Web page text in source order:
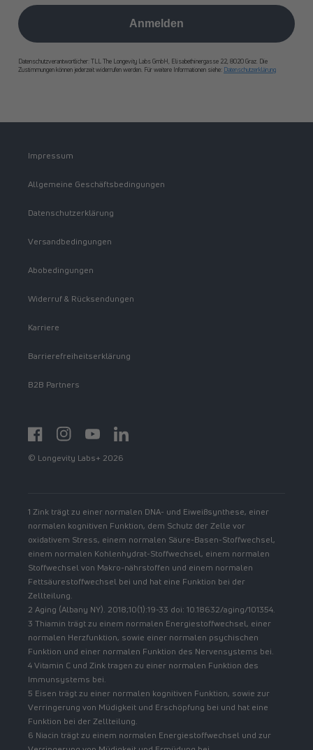
Anmelden
Datenschutzverantwortlicher: TLL The Longevity Labs GmbH, Elisabethinergasse 22, 8020 Graz. Die
Zustimmungen können jederzeit widerrufen werden. Für weitere Informationen siehe: Datenschutzerklärung
Impressum
Allgemeine Geschäftsbedingungen
Datenschutzerklärung
Versandbedingungen
Abobedingungen
Widerruf & Rücksendungen
Karriere
Barrierefreiheitserklärung
B2B Partners
FacebookInstagramYouTubehttps://www.linkedin.com/showcase/
© Longevity Labs+ 2026
1 Zink trägt zu einer normalen DNA- und Eiweißsynthese, einer
normalen kognitiven Funktion, dem Schutz der Zelle vor
oxidativem Stress, einem normalen Säure-Basen-Stoffwechsel,
einem normalen Kohlenhydrat-Stoffwechsel, einem normalen
Stoffwechsel von Makro-nährstoffen und einem normalen
Fettsäurestoffwechsel bei und hat eine Funktion bei der
Zellteilung.
2 Aging (Albany NY). 2018;10(1):19-33 doi: 10.18632/aging/101354.
3 Thiamin trägt zu einem normalen Energiestoffwechsel, einer
normalen Herzfunktion, sowie einer normalen psychischen
Funktion und einer normalen Funktion des Nervensystems bei.
4 Vitamin C und Zink tragen zu einer normalen Funktion des
Immunsystems bei.
5 Eisen trägt zu einer normalen kognitiven Funktion, sowie zur
Verringerung von Müdigkeit und Erschöpfung bei und hat eine
Funktion bei der Zellteilung.
6 Niacin trägt zu einem normalen Energiestoffwechsel und zur